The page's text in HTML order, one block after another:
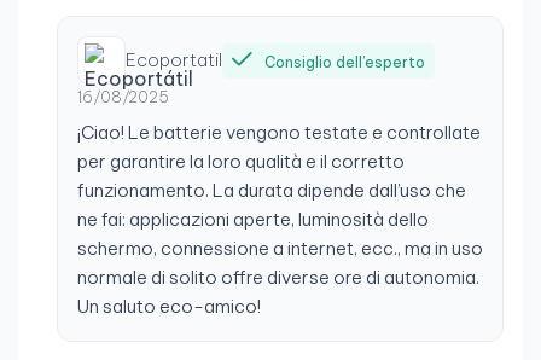
Ecoportatil Consiglio dell’esperto
16/08/2025
¡Ciao! Le batterie vengono testate e controllate
per garantire la loro qualità e il corretto
funzionamento. La durata dipende dall’uso che
ne fai: applicazioni aperte, luminosità dello
schermo, connessione a internet, ecc., ma in uso
normale di solito offre diverse ore di autonomia.
Un saluto eco-amico!